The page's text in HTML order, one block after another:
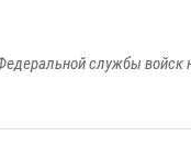
службы войск